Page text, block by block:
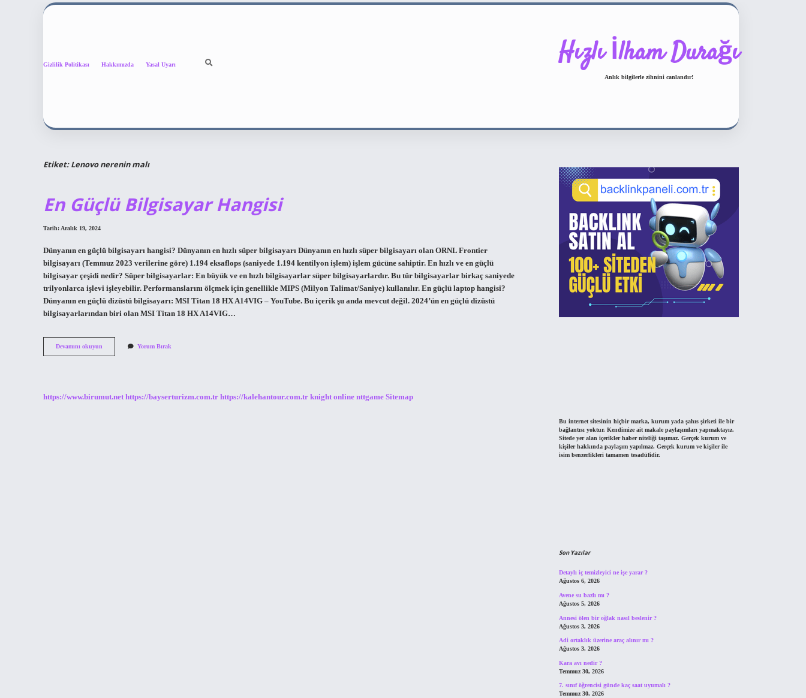
Gizlilik Politikası Hakkımızda Yasal Uyarı Hızlı İlham Durağı
Anlık bilgilerle zihnini canlandır!
Etiket:Lenovo nerenin malı
En Güçlü Bilgisayar Hangisi
Tarih: Aralık 19, 2024
Dünyanın en güçlü bilgisayarı hangisi? Dünyanın en hızlı süper bilgisayarı Dünyanın en hızlı süper bilgisayarı olan ORNL Frontier
bilgisayarı (Temmuz 2023 verilerine göre) 1.194 eksaflops (saniyede 1.194 kentilyon işlem) işlem gücüne sahiptir. En hızlı ve en güçlü
bilgisayar çeşidi nedir? Süper bilgisayarlar: En büyük ve en hızlı bilgisayarlar süper bilgisayarlardır. Bu tür bilgisayarlar birkaç saniyede
trilyonlarca işlevi işleyebilir. Performanslarını ölçmek için genellikle MIPS (Milyon Talimat/Saniye) kullanılır. En güçlü laptop hangisi?
Dünyanın en güçlü dizüstü bilgisayarı: MSI Titan 18 HX A14VIG – YouTube. Bu içerik şu anda mevcut değil. 2024’ün en güçlü dizüstü
bilgisayarlarından biri olan MSI Titan 18 HX A14VIG…
Devamını okuyun
Güçlü
Yorum Bırak
https://www.birumut.net https://bayserturizm.com.tr https://kalehantour.com.tr knight online nttgame Sitemap
Bu internet sitesinin hiçbir marka, kurum yada şahıs şirketi ile bir
bağlantısı yoktur. Kendimize ait makale paylaşımları yapmaktayız.
Sitede yer alan içerikler haber niteliği taşımaz. Gerçek kurum ve
kişiler hakkında paylaşım yapılmaz. Gerçek kurum ve kişiler ile
isim benzerlikleri tamamen tesadüfidir.
Son Yazılar
Detaylı iç temizleyici ne işe yarar ?
Ağustos 6, 2026
Avene su bazlı mı ?
Ağustos 5, 2026
Annesi ölen bir oğlak nasıl beslenir ?
Ağustos 3, 2026
Adi ortaklık üzerine araç alınır mı ?
Ağustos 3, 2026
Kara avı nedir ?
Temmuz 30, 2026
7. sınıf öğrencisi günde kaç saat uyumalı ?
Temmuz 30, 2026